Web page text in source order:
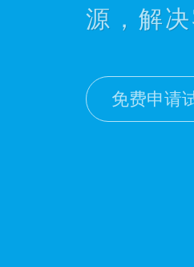
源，解
免费申请